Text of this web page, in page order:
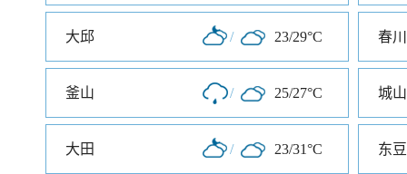
大邱 / 23/29°C 春川
釜山 / 25/27°C 城山
大田 / 23/31°C 东